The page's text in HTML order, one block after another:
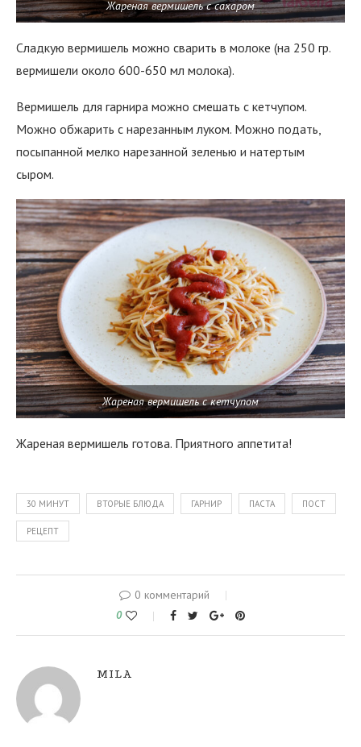
Жареная вермишель с сахаром
Сладкую вермишель можно сварить в молоке (на 250 гр.
вермишели около 600-650 мл молока).
Вермишель для гарнира можно смешать с кетчупом.
Можно обжарить с нарезанным луком. Можно подать,
посыпанной мелко нарезанной зеленью и натертым
сыром.
Жареная вермишель с кетчупом
Жареная вермишель готова. Приятного аппетита!
30 МИНУТ ВТОРЫЕ БЛЮДА ГАРНИР ПАСТА ПОСТ
РЕЦЕПТ
0 комментарий
0
MILA